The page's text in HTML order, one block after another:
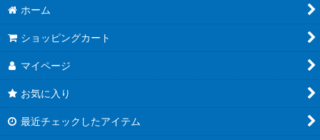
ホーム
ショッピングカート
マイページ
お気に入り
最近チェックしたアイテム